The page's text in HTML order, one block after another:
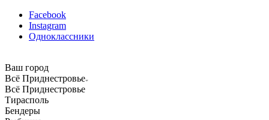
Facebook
Instagram
Одноклассники
Ваш город
Всё Приднестровье
Всё Приднестровье
Тирасполь
Бендеры